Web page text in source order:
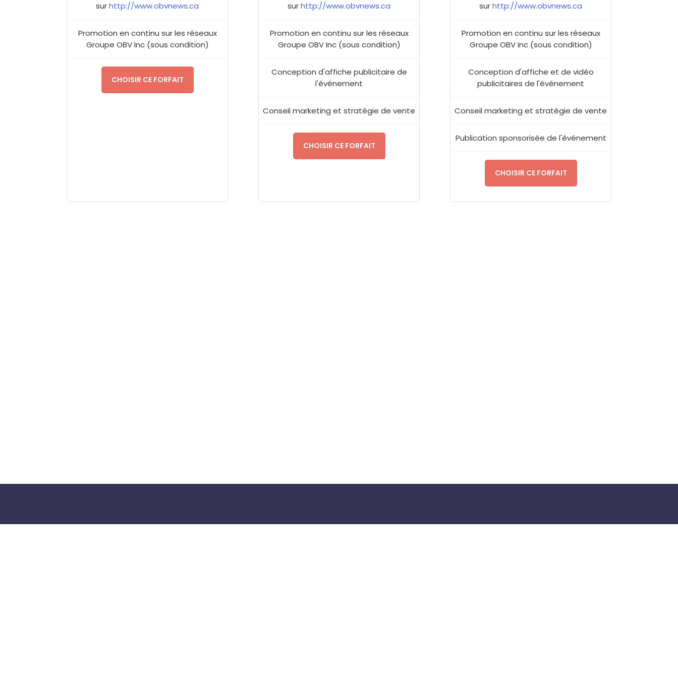
surhttp://www.obvnews.ca
Promotion en continu sur les réseaux
Groupe OBV Inc (sous condition)
CHOISIR CE FORFAIT
surhttp://www.obvnews.ca
Promotion en continu sur les réseaux
Groupe OBV Inc (sous condition)
Conception d'affiche publicitaire de
l'événement
Conseil marketing et stratégie de vente
CHOISIR CE FORFAIT
surhttp://www.obvnews.ca
Promotion en continu sur les réseaux
Groupe OBV Inc (sous condition)
Conception d'affiche et de vidéo
publicitaires de l'événement
Conseil marketing et stratégie de vente
Publication sponsorisée de l'événement
CHOISIR CE FORFAIT